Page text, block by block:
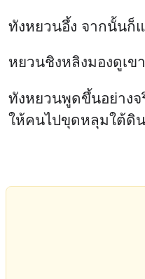
ทังหยวนอึ้ง จากนั้นก็
หยวนชิงหลิงมองดูเข
ทังหยวนพูดขึ้นอย่างจ
ให้คนไปขุดหลุมใต้ดิน